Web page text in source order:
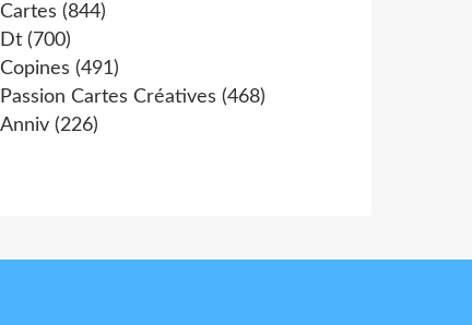
Cartes (844)
Dt (700)
Copines (491)
Passion Cartes Créatives (468)
Anniv (226)